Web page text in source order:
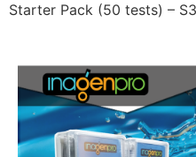
Starter Pack (50 tests) –